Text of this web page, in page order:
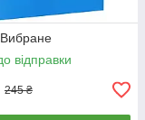
відправки
245 ₴